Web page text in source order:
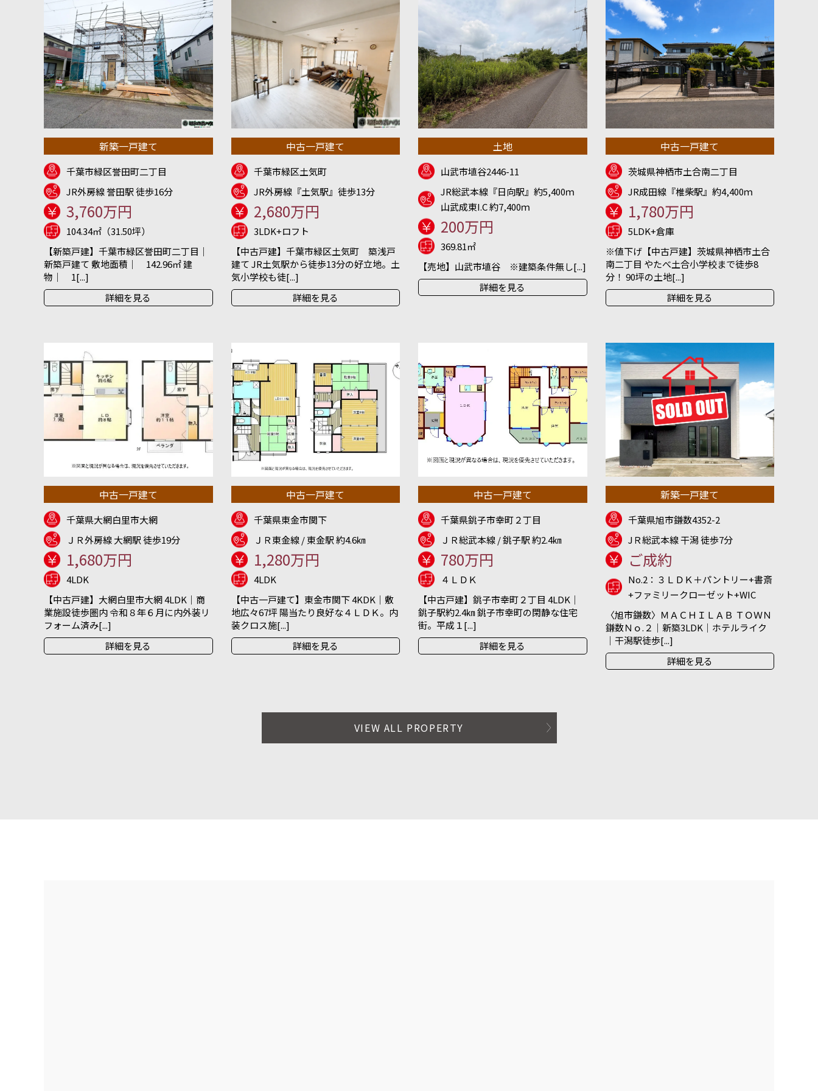
新築一戸建て
千葉市緑区誉田町二丁目
JR外房線 誉田駅 徒歩16分
3,760万円
104.34㎡（31.50坪）
【新築戸建】千葉市緑区誉田町二丁目｜
新築戸建て 敷地面積｜ 142.96㎡ 建
物｜ 1[...]
詳細を見る
中古一戸建て
千葉市緑区土気町
JR外房線『土気駅』徒歩13分
2,680万円
3LDK+ロフト
【中古戸建】千葉市緑区土気町 築浅戸
建て JR土気駅から徒歩13分の好立地。土
気小学校も徒[...]
詳細を見る
土地
山武市埴谷2446-11
JR総武本線『日向駅』約5,400ｍ
山武成東I.C 約7,400ｍ
200万円
369.81㎡
【売地】山武市埴谷 ※建築条件無し[...]
詳細を見る
中古一戸建て
茨城県神栖市土合南二丁目
JR成田線『椎柴駅』約4,400ｍ
1,780万円
5LDK+倉庫
※値下げ【中古戸建】茨城県神栖市土合
南二丁目 やたべ土合小学校まで徒歩8
分！ 90坪の土地[...]
詳細を見る
中古一戸建て
千葉県大網白里市大網
ＪＲ外房線 大網駅 徒歩19分
1,680万円
4LDK
【中古戸建】大網白里市大網 4LDK｜商
業施設徒歩圏内 令和８年６月に内外装リ
フォーム済み[...]
詳細を見る
中古一戸建て
千葉県東金市関下
ＪＲ東金線 / 東金駅 約4.6㎞
1,280万円
4LDK
【中古一戸建て】東金市関下 4KDK｜敷
地広々67坪 陽当たり良好な４ＬＤＫ。内
装クロス施[...]
詳細を見る
中古一戸建て
千葉県銚子市幸町２丁目
ＪＲ総武本線 / 銚子駅 約2.4㎞
780万円
４ＬＤＫ
【中古戸建】銚子市幸町２丁目 4LDK｜
銚子駅約2.4㎞ 銚子市幸町の閑静な住宅
街。平成１[...]
詳細を見る
新築一戸建て
千葉県旭市鎌数4352-2
JＲ総武本線 干潟 徒歩7分
ご成約
No.2：３ＬＤＫ＋パントリー+書斎
+ファミリークローゼット+WIC
〈旭市鎌数〉ＭＡＣＨＩＬＡＢ ＴＯＷＮ
鎌数Ｎｏ.２｜新築3LDK｜ホテルライク
｜干潟駅徒歩[...]
詳細を見る
VIEW ALL PROPERTY